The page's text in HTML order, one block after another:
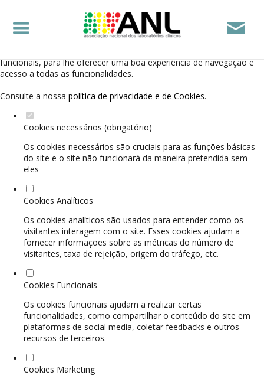
Defina as suas preferências de cookies para este
website.
funcionais, para lhe oferecer uma boa experiência de navegação e
acesso a todas as funcionalidades.
Consulte a nossa política de privacidade e de Cookies.
Cookies necessários (obrigatório)
Os cookies necessários são cruciais para as funções básicas
do site e o site não funcionará da maneira pretendida sem
eles
Cookies Analíticos
Os cookies analíticos são usados para entender como os
visitantes interagem com o site. Esses cookies ajudam a
fornecer informações sobre as métricas do número de
visitantes, taxa de rejeição, origem do tráfego, etc.
Cookies Funcionais
Os cookies funcionais ajudam a realizar certas
funcionalidades, como compartilhar o conteúdo do site em
plataformas de social media, coletar feedbacks e outros
recursos de terceiros.
Cookies Marketing